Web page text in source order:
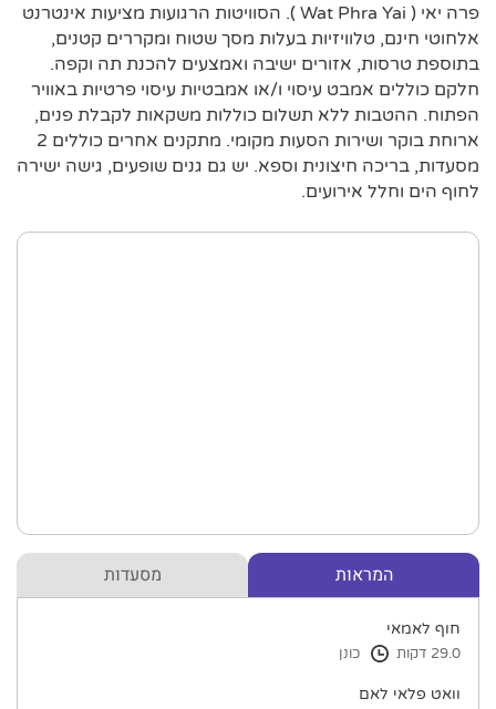
פרה יאי ( Wat Phra Yai ). הסוויטות הרגועות מציעות אינטרנט
אלחוטי חינם, טלוויזיות בעלות מסך שטוח ומקררים קטנים,
בתוספת טרסות, אזורים ישיבה ואמצעים להכנת תה וקפה.
חלקם כוללים אמבט עיסוי ו/או אמבטיות עיסוי פרטיות באוויר
הפתוח. ההטבות ללא תשלום כוללות משקאות לקבלת פנים,
ארוחת בוקר ושירות הסעות מקומי. מתקנים אחרים כוללים 2
מסעדות, בריכה חיצונית וספא. יש גם גנים שופעים, גישה ישירה
לחוף הים וחלל אירועים.
המראות מסעדות
חוף לאמאי
29.0 דקות כונן
וואט פלאי לאם